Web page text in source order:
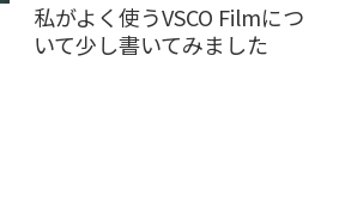
私がよく使うVSCO Filmにつ
いて少し書いてみました